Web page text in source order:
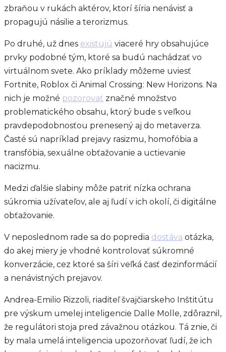
zbraňou v rukách aktérov, ktorí šíria nenávisť a
propagujú násilie a terorizmus.
Po druhé, už dnes existujú viaceré hry obsahujúce
prvky podobné tým, ktoré sa budú nachádzať vo
virtuálnom svete. Ako príklady môžeme uviesť
Fortnite, Roblox či Animal Crossing: New Horizons. Na
nich je možné pozorovať značné množstvo
problematického obsahu, ktorý bude s veľkou
pravdepodobnosťou prenesený aj do metaverza.
Časté sú napríklad prejavy rasizmu, homofóbia a
transfóbia, sexuálne obťažovanie a uctievanie
nacizmu.
Medzi ďalšie slabiny môže patriť nízka ochrana
súkromia užívateľov, ale aj ľudí v ich okolí, či digitálne
obťažovanie.
V neposlednom rade sa do popredia dostáva otázka,
do akej miery je vhodné kontrolovať súkromné
konverzácie, cez ktoré sa šíri veľká časť dezinformácií
a nenávistných prejavov.
Andrea-Emilio Rizzoli, riaditeľ švajčiarskeho Inštitútu
pre výskum umelej inteligencie Dalle Molle, zdôraznil,
že regulátori stoja pred závažnou otázkou. Tá znie, či
by mala umelá inteligencia upozorňovať ľudí, že ich